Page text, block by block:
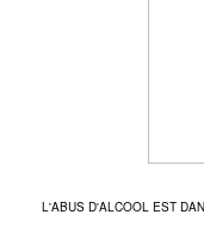
L'ABUS D'ALCOOL EST